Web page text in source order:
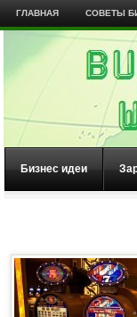
ГЛАВНАЯ СОВЕТЫ
Бизнес идеи